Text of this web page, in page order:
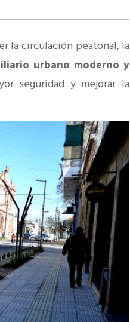
la circulación peatonal, la
urbano moderno y
seguridad y mejorar la